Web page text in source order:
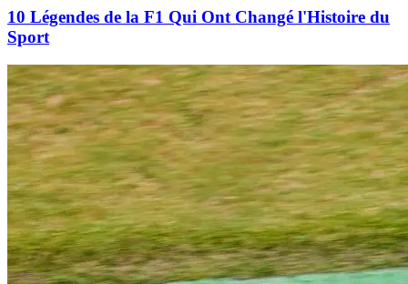
10 Légendes de la F1 Qui Ont Changé l'Histoire du
Sport